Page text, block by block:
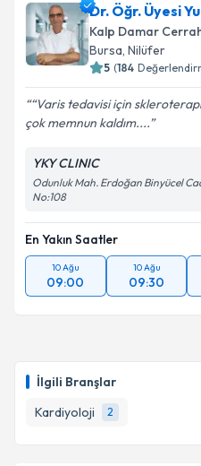
İlgili Branşlar
Kardiyoloji
2
Dr. Özcan Yüceliçin
Size bu uzmandan
hazırlandığında e-
Kişisel verilerimin
Metni'ni okudum ve
Takvim
Dr. Öğr. Üyesi
Kalp Damar
Bursa, Nilüfer
5 (184
“Varis tedavisi için
çok memnun kaldım....
YKY CLINIC
Odunluk Mah. Erdoğan Binyücel
No:108
En Yakın Saatler
10 Ağu
09:00
10 Ağu
09:30